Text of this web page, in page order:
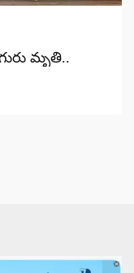
మృతి..